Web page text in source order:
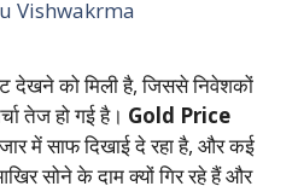
Vishwakrma
देखने को मिली है, जिससे निवेशकों
तेज हो गई है। Gold Price
में साफ दिखाई दे रहा है, और कई
सोने के दाम क्यों गिर रहे हैं और